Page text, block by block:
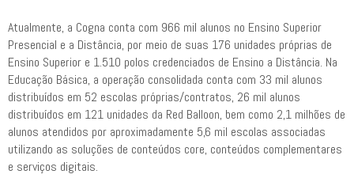
Atualmente, a Cogna conta com 966 mil alunos no Ensino Superior
Presencial e a Distância, por meio de suas 176 unidades próprias de
Ensino Superior e 1.510 polos credenciados de Ensino a Distância. Na
Educação Básica, a operação consolidada conta com 33 mil alunos
distribuídos em 52 escolas próprias/contratos, 26 mil alunos
distribuídos em 121 unidades da Red Balloon, bem como 2,1 milhões de
alunos atendidos por aproximadamente 5,6 mil escolas associadas
utilizando as soluções de conteúdos core, conteúdos complementares
e serviços digitais.